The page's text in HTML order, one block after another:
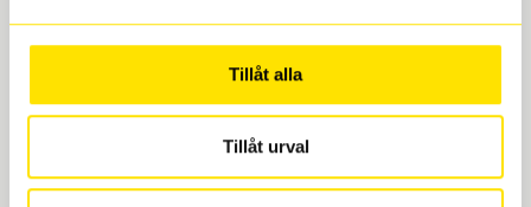
Tillåt alla
Tillåt urval
Boka och hämta hos Däckspecialen
När du beställer dina nya däck eller fälgar hos oss
levereras de direkt till någon av våra däckverkstäder i
Göteborg. Välj mellan Hisingen (Bäckebol) eller
Mölndal. I beställningen anger du datum och tid för